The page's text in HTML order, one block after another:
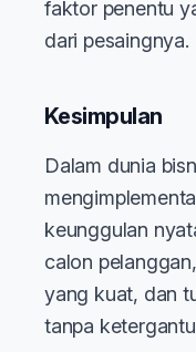
faktor penentu
dari pesaingnya.
Kesimpulan
Dalam dunia
keunggulan
calon
yang kuat, dan
tanpa